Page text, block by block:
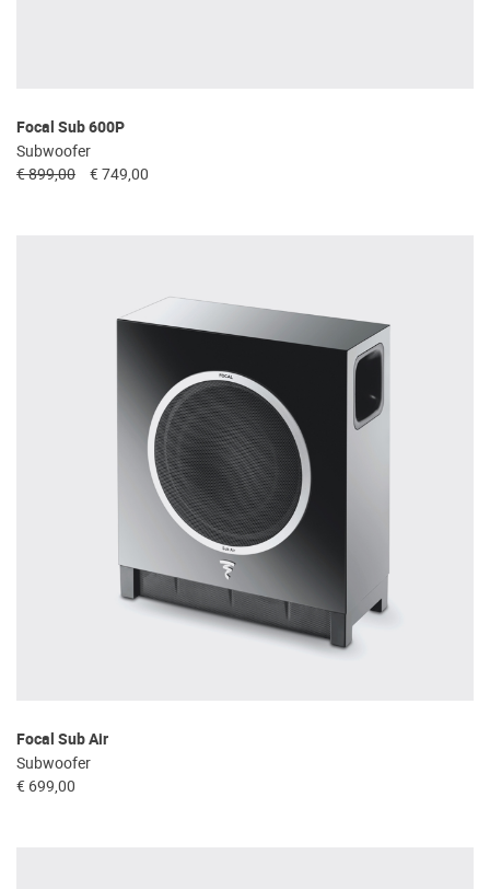
Focal Sub 600P
Subwoofer
€ 899,00
€ 749,00
Focal Sub Air
Subwoofer
€ 699,00